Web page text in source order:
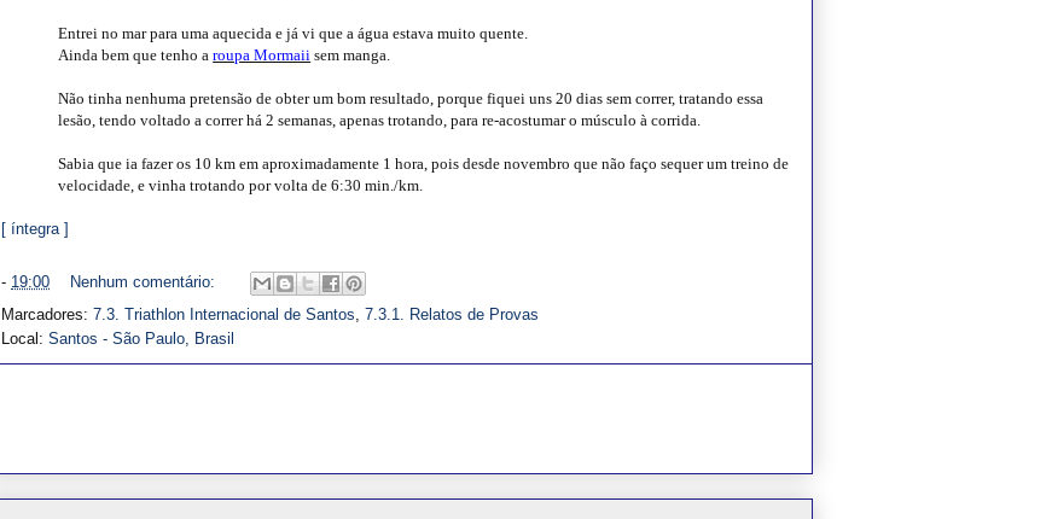
Entrei no mar para uma aquecida e já vi que a água estava muito quente.
Ainda bem que tenho aroupa Mormaii sem manga.
Não tinha nenhuma pretensão de obter um bom resultado, porque fiquei uns 20 dias sem correr, tratando essa
lesão, tendo voltado a correr há 2 semanas, apenas trotando, para re-acostumar o músculo à corrida.
Sabia que ia fazer os 10 km em aproximadamente 1 hora, pois desde novembro que não faço sequer um treino de
velocidade, e vinha trotando por volta de 6:30 min./km.
[ íntegra ]
- 19:00
Nenhum comentário:
Marcadores: 7.3. Triathlon Internacional de Santos, 7.3.1. Relatos de Provas
Local: Santos - São Paulo, Brasil